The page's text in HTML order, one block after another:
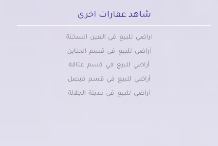
شاهد عقارات اخرى
أراضي للبيع في العين السخنة
أراضي للبيع في قسم الجناين
أراضي للبيع في قسم عتاقة
أراضي للبيع في قسم فيصل
أراضي للبيع في مدينة الجلالة